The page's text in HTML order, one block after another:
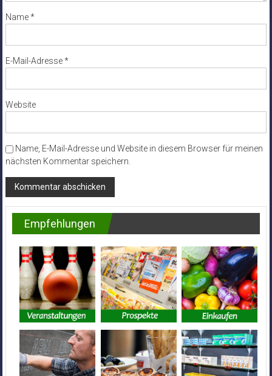
Name*
E-Mail-Adresse*
Website
Name, E-Mail-Adresse und Website in diesem Browser für meinen
nächsten Kommentar speichern.
Empfehlungen